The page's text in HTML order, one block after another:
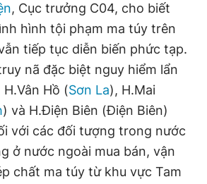
110/GP - BTTTT cấp ngày 24.3.2020
thuộc về Báo Thanh Niên. Cấm sao
nếu không có sự chấp thuận bằng văn
Technologies, JSC.
, Cục trưởng C04, cho biết
hình tội phạm ma túy trên
tiếp tục diễn biến phức tạp.
nã đặc biệt nguy hiểm lẩn
Hồ (Sơn La), H.Mai
) và H.Điện Biên (Điện Biên)
với các đối tượng trong nước
ở nước ngoài mua bán, vận
chất ma túy từ khu vực Tam